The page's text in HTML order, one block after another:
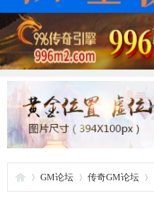
GM论坛 传奇GM论坛